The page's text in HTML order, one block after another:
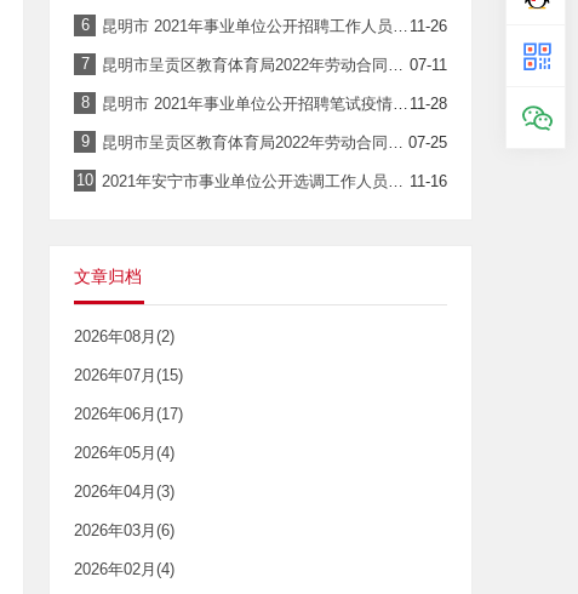
6 11-26
昆明市 2021年事业单位公开招聘工作人员 笔试新冠肺炎疫情防控告知暨承诺书
7 07-11
昆明市呈贡区教育体育局2022年劳动合同聘用制教师招聘笔试成绩及拟进入资格复审人选公示
8 11-28
昆明市 2021年事业单位公开招聘笔试疫情防控温馨提示
9 07-25
昆明市呈贡区教育体育局2022年劳动合同聘用制教师招聘考试综合成绩公示
10 11-16
2021年安宁市事业单位公开选调工作人员综合成绩公示
文章归档
2026年08月(2)
2026年07月(15)
2026年06月(17)
2026年05月(4)
2026年04月(3)
2026年03月(6)
2026年02月(4)